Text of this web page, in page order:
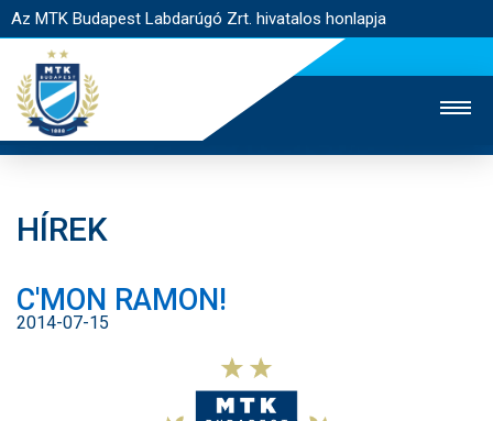
Az MTK Budapest Labdarúgó Zrt. hivatalos honlapja
JEGYÉRTÉKESÍTÉS
NYITÓLAP
HÍREK
C'MON RAMON!
2014-07-15